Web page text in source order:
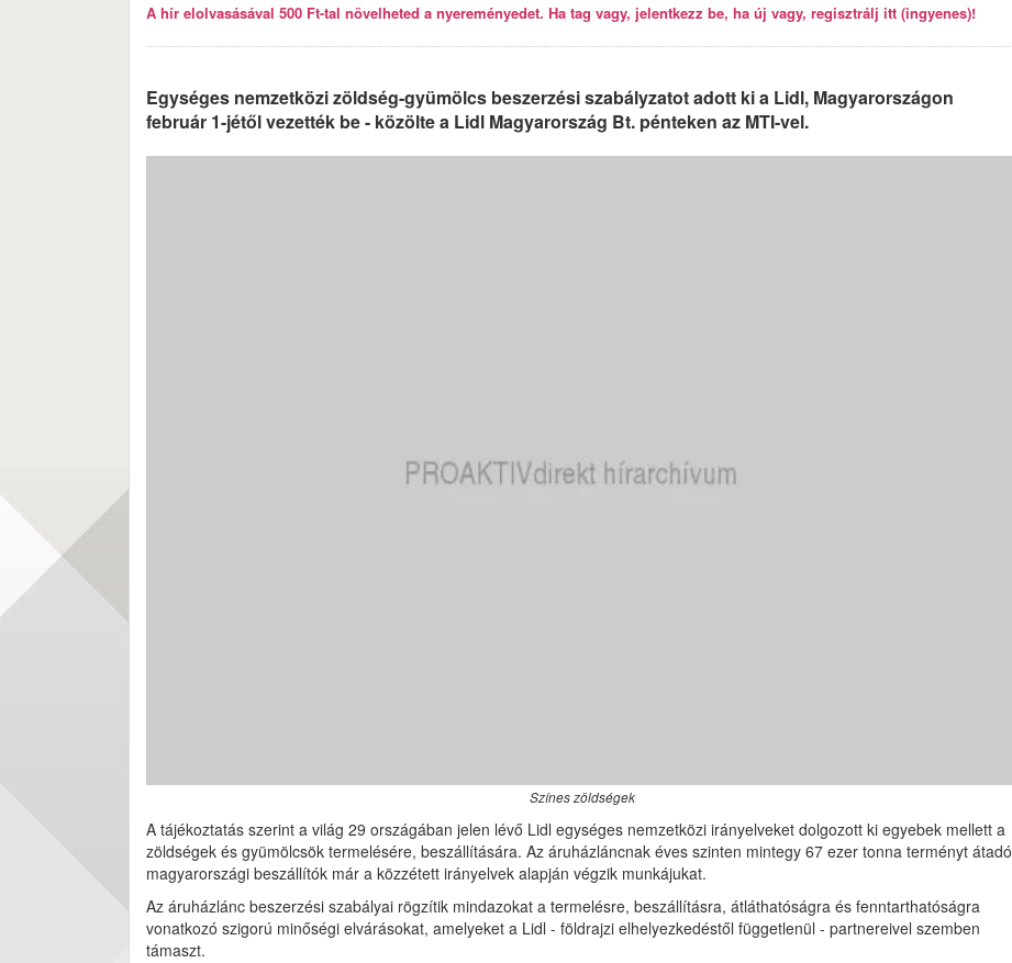
A hír elolvasásával 500 Ft-tal növelheted a nyereményedet. Ha tag vagy, jelentkezz be, ha új vagy, regisztrálj itt (ingyenes)!
Egységes nemzetközi zöldség-gyümölcs beszerzési szabályzatot adott ki a Lidl, Magyarországon
február 1-jétől vezették be - közölte a Lidl Magyarország Bt. pénteken az MTI-vel.
Színes zöldségek
A tájékoztatás szerint a világ 29 országában jelen lévő Lidl egységes nemzetközi irányelveket dolgozott ki egyebek mellett a
zöldségek és gyümölcsök termelésére, beszállítására. Az áruházláncnak éves szinten mintegy 67 ezer tonna terményt átadó
magyarországi beszállítók már a közzétett irányelvek alapján végzik munkájukat.
Az áruházlánc beszerzési szabályai rögzítik mindazokat a termelésre, beszállításra, átláthatóságra és fenntarthatóságra
vonatkozó szigorú minőségi elvárásokat, amelyeket a Lidl - földrajzi elhelyezkedéstől függetlenül - partnereivel szemben
támaszt.